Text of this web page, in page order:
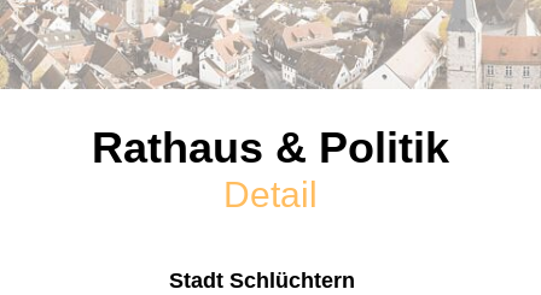
Rathaus & Politik
Detail
Stadt Schlüchtern